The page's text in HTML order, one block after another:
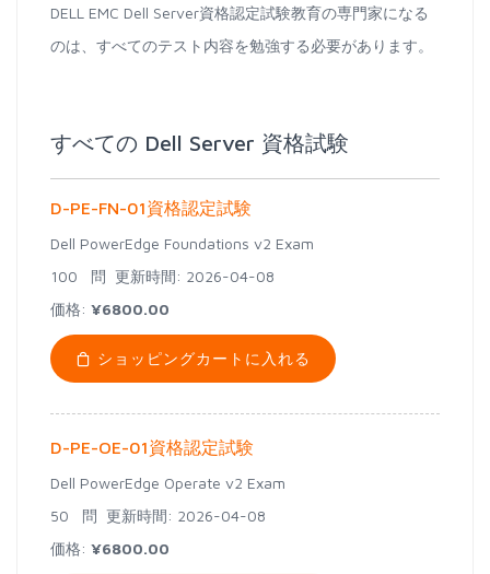
DELL EMC Dell Server資格認定試験教育の専門家になる
のは、すべてのテスト内容を勉強する必要があります。
すべての Dell Server 資格試験
D-PE-FN-01資格認定試験
Dell PowerEdge Foundations v2 Exam
100 問 更新時間: 2026-04-08
価格: ¥6800.00
ショッピングカートに入れる
D-PE-OE-01資格認定試験
Dell PowerEdge Operate v2 Exam
50 問 更新時間: 2026-04-08
価格: ¥6800.00